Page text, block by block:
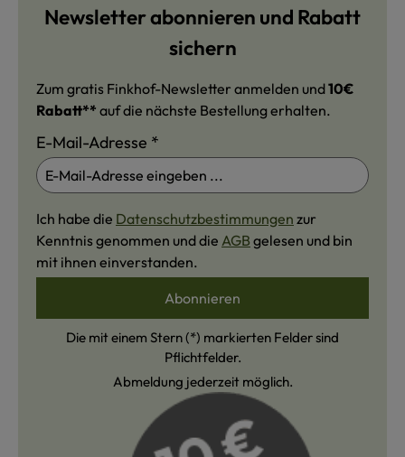
Newsletter abonnieren und Rabatt
sichern
Zum gratis Finkhof-Newsletter anmelden und10€
Rabatt** auf die nächste Bestellung erhalten.
E-Mail-Adresse *
Ich habe die Datenschutzbestimmungen zur
Kenntnis genommen und die AGB gelesen und bin
mit ihnen einverstanden.
Abonnieren
Die mit einem Stern (*) markierten Felder sind
Pflichtfelder.
Abmeldung jederzeit möglich.